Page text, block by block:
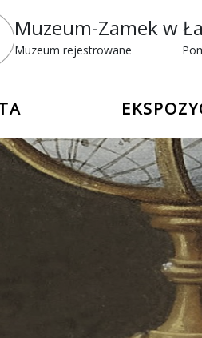
Muzeum-Zamek w
Muzeum rejestrowane